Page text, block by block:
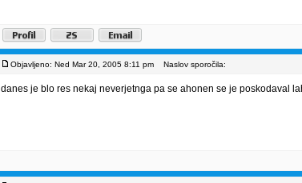
Objavljeno: Ned Mar 20, 2005 8:11 pm Naslov sporočila:
danes je blo res nekaj neverjetnga pa se ahonen se je poskodaval